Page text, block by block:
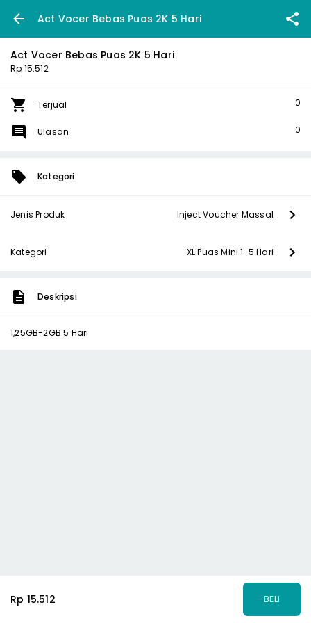
Act Vocer Bebas Puas 2K 5 Hari
Act Vocer Bebas Puas 2K 5 Hari
Rp 15.512
Terjual 0
Ulasan 0
Kategori
Jenis Produk Inject Voucher Massal
Kategori XL Puas Mini 1-5 Hari
Deskripsi
1,25GB-2GB 5 Hari
Rp 15.512 BELI